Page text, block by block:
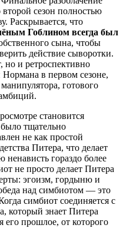
сезон полностью
Раскрывается, что
Гоблином всегда был
сына, чтобы
действие сыворотки.
но и ретроспективно
Нормана в первом сезоне,
готового
становится
тщательно
не как простой
Питера, что делает
гораздо более
не просто делает Питера
эгоизм, гордыню и
над симбиотом — это
симбиот соединяется с
который знает Питера
прошлое, от которого